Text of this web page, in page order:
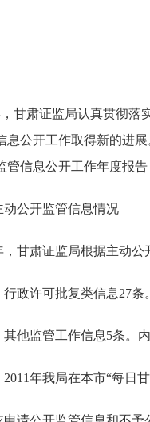
甘肃证监局认真贯彻落
息公开工作取得新的进
管信息公开工作年度报告
动公开监管信息情况
，甘肃证监局根据主动公
行政许可批复类信息27条
其他监管工作信息5条。
2011年我局在本市“每日